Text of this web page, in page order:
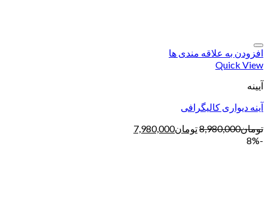
افزودن به علاقه مندی ها
Quick View
آیینه
آینه دیواری کالیگرافی
تومان8,980,000تومان7,980,000
-8%